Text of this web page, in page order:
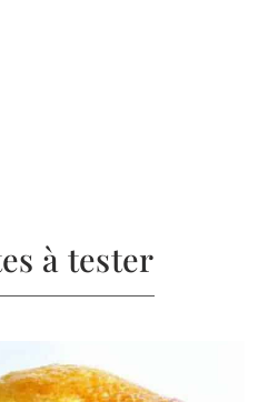
à tester